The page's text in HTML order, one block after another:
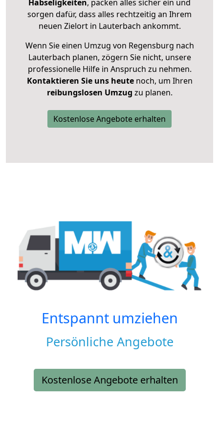
Habseligkeiten, packen alles sicher ein und
sorgen dafür, dass alles rechtzeitig an Ihrem
neuen Zielort in Lauterbach ankommt.
Wenn Sie einen Umzug von Regensburg nach
Lauterbach planen, zögern Sie nicht, unsere
professionelle Hilfe in Anspruch zu nehmen.
Kontaktieren Sie uns heutenoch, um Ihren
reibungslosen Umzug zu planen.
Kostenlose Angebote erhalten
Entspannt umziehen
Persönliche Angebote
Kostenlose Angebote erhalten